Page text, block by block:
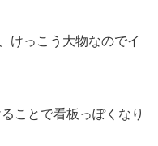
けっこう大物なのでイ
ことで看板っぽくなり